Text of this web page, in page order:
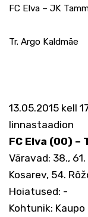
FC Elva – JK
Tr. Argo Kaldmäe
13.05.2015 kell
linnastaadion
FC Elva (00) –
Väravad: 38.,
Kosarev, 54.
Hoiatused: -
Kohtunik: Kaupo